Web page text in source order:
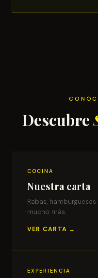
Descubre
COCINA
Nuestra carta
Rabas,
mucho más.
VER CARTA →
EXPERIENCIA